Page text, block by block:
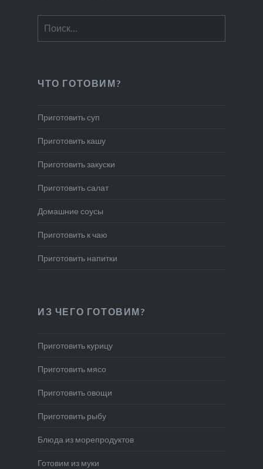
ЧТО ГОТОВИМ?
Приготовить суп
Приготовить кашу
Приготовить закуски
Приготовить салат
Домашние соусы
Приготовить к чаю
Приготовить напитки
ИЗ ЧЕГО ГОТОВИМ?
Приготовить курицу
Приготовить мясо
Приготовить овощи
Приготовить рыбу
Блюда из морепродуктов
Готовим из муки